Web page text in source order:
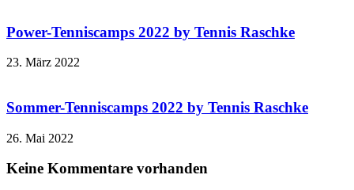
Power-Tenniscamps 2022 by Tennis Raschke
23. März 2022
Sommer-Tenniscamps 2022 by Tennis Raschke
26. Mai 2022
Keine Kommentare vorhanden